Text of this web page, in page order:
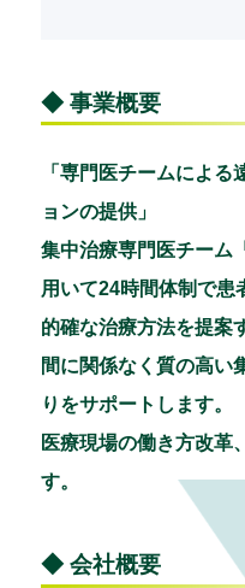
◆ 事業概要
「専門医チームによ
ョンの提供」
集中治療専門医チーム
用いて24時間体制で患
的確な治療方法を提案
間に関係なく質の高い
りをサポートします。
医療現場の働き方改革
す。
◆ 会社概要